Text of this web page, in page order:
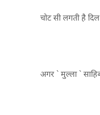
चोट सी लगती है
अगर ` मुल्ला `